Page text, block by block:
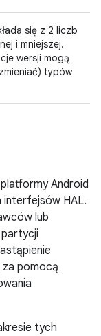
się z 2 liczb
i mniejszej.
wersji mogą
typów
Android
interfejsów HAL.
lub
za pomocą
tych